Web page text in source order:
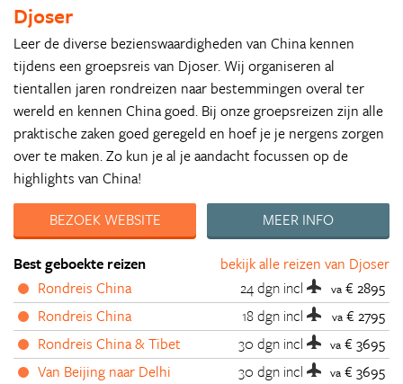
Djoser
Leer de diverse bezienswaardigheden van China kennen
tijdens een groepsreis van Djoser. Wij organiseren al
tientallen jaren rondreizen naar bestemmingen overal ter
wereld en kennen China goed. Bij onze groepsreizen zijn alle
praktische zaken goed geregeld en hoef je je nergens zorgen
over te maken. Zo kun je al je aandacht focussen op de
highlights van China!
BEZOEK WEBSITE
MEER INFO
bekijk alle reizen van Djoser
Best geboekte reizen
Rondreis China
24 dgn incl va € 2895
Rondreis China
18 dgn incl va € 2795
Rondreis China & Tibet
30 dgn incl va € 3695
Van Beijing naar Delhi
30 dgn incl va € 3695